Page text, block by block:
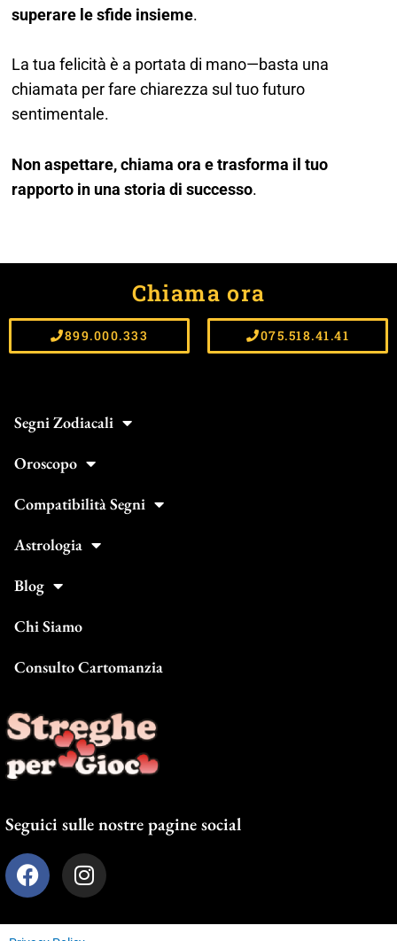
superare le sfide insieme.
La tua felicità è a portata di mano—basta una
chiamata per fare chiarezza sul tuo futuro
sentimentale.
Non aspettare, chiama ora e trasforma il tuo
rapporto in una storia di successo.
Chiama ora
899.000.333 075.518.41.41
Segni Zodiacali
Oroscopo
Compatibilità Segni
Astrologia
Blog
Chi Siamo
Consulto Cartomanzia
Seguici sulle nostre pagine social
F
a
e
I
n
t